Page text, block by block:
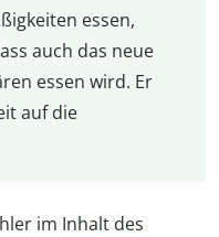
essen,
auch das neue
essen wird. Er
auf die
im Inhalt des